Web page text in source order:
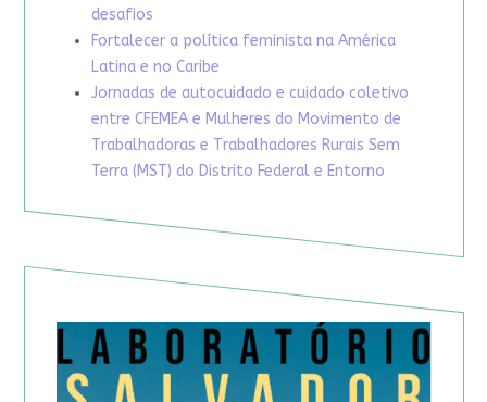
desafios
Fortalecer a política feminista na América
Latina e no Caribe
Jornadas de autocuidado e cuidado coletivo
entre CFEMEA e Mulheres do Movimento de
Trabalhadoras e Trabalhadores Rurais Sem
Terra (MST) do Distrito Federal e Entorno